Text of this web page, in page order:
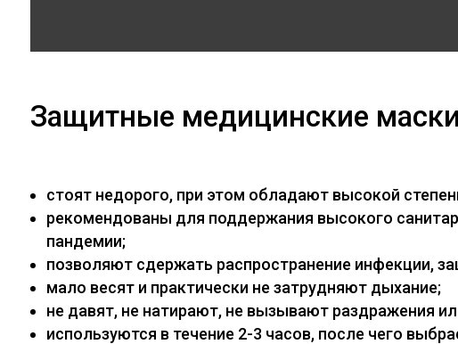
Защитные медицинские маски
стоят недорого, при этом обладают высокой
рекомендованы для поддержания высокого
пандемии;
позволяют сдержать распространение инфекции,
мало весят и практически не затрудняют дыхание;
не давят, не натирают, не вызывают раздражения
используются в течение 2-3 часов, после чего